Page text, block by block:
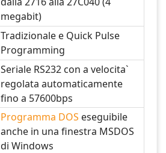
megabit)
Tradizionale e Quick Pulse
Programming
Seriale RS232 con a velocita`
regolata automaticamente
fino a 57600bps
Programma DOS eseguibile
anche in una finestra MSDOS
di Windows